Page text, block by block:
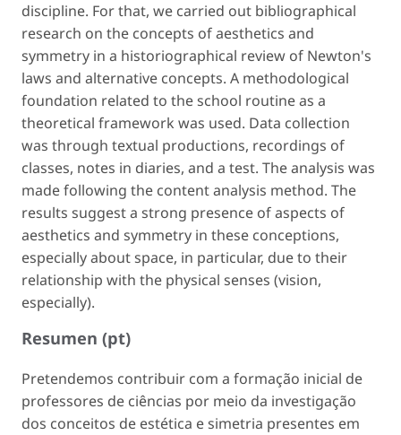
discipline. For that, we carried out bibliographical
research on the concepts of aesthetics and
symmetry in a historiographical review of Newton's
laws and alternative concepts. A methodological
foundation related to the school routine as a
theoretical framework was used. Data collection
was through textual productions, recordings of
classes, notes in diaries, and a test. The analysis was
made following the content analysis method. The
results suggest a strong presence of aspects of
aesthetics and symmetry in these conceptions,
especially about space, in particular, due to their
relationship with the physical senses (vision,
especially).
Resumen (pt)
Pretendemos contribuir com a formação inicial de
professores de ciências por meio da investigação
dos conceitos de estética e simetria presentes em